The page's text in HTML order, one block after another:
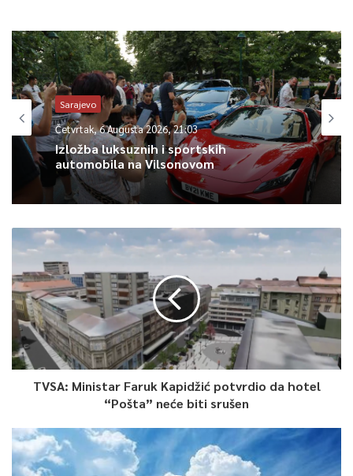
Vakcina je jedna od više od 100 koje su u razvoju u svijetu.
Koronavirus, koji se i dalje širi, zarazio je više od 13 miliona
ljudi, a najmanje 582.000 oboljelih je umrlo.
David Carpenter, predsjednik Odbora za istraživačku etiku u
Berkshireu, koji je odobrio ispitivanje u Oxfordu, rekao je da je
tim za vakcinu “apsolutno na tragu”, prenosi Sky News.
0
Article Rating
Sarajevo
Četvrtak, 6 Augusta 2026, 21:03
Izložba luksuznih i sportskih
automobila na Vilsonovom
TVSA: Ministar Faruk Kapidžić potvrdio da hotel
“Pošta” neće biti srušen